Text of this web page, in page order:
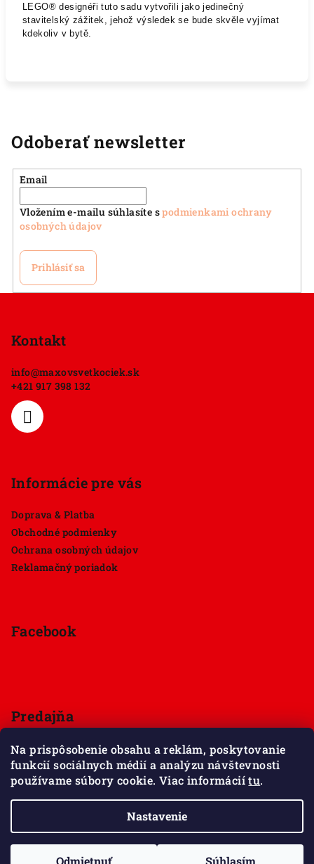
Na prispôsobenie obsahu a reklám, poskytovanie
funkcií sociálnych médií a analýzu návštevnosti
používame súbory cookie. Viac informáciítu.
Nastavenie
Odmietnuť Súhlasím
LEGO® designéři tuto sadu vytvořili jako jedinečný
stavitelský zážitek, jehož výsledek se bude skvěle vyjímat
kdekoliv v bytě.
Odoberať newsletter
Email
Vložením e-mailu súhlasíte spodmienkami ochrany
osobných údajov
Prihlásiť sa
Kontakt
info@maxovsvetkociek.sk
+421 917 398 132
Informácie pre vás
Doprava & Platba
Obchodné podmienky
Ochrana osobných údajov
Reklamačný poriadok
Facebook
Predajňa
Štúrova 33, 949 01 Nitra
Pondelok - Sobota 9:00 - 18:00
Nedeľa - zatvorené
Zobraziť mapu
Upraviť nastavenie cookies